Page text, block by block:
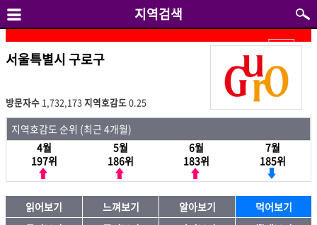
지역검색
서울특별시 구로구
방문자수 1,732,173지역호감도 0.25
지역호감도 순위 (최근 4개월)
4월
197위
5월
186위
6월
183위
7월
185위
읽어보기 느껴보기 알아보기
먹어보기